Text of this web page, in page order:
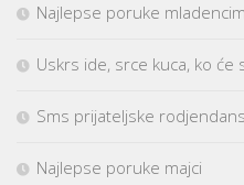
Najlepse poruke
Uskrs ide, srce kuca, ko će
Sms prijateljske
Najlepse poruke majci